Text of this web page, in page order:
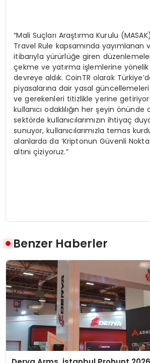
“Mali Suçları Araştırma Kurulu
Travel Rule kapsamında yayımlanan
itibarıyla yürürlüğe giren
çekme ve yatırma işlemlerine
devreye aldık. CoinTR olarak
piyasalarına dair yasal
ve gerekenleri titizlikle yerine
kullanıcı odaklılığın her şeyin
sektörde kullanıcılarımızın ihtiyaç
sunuyor, kullanıcılarımızla temas
alanlarda da ‘Kriptonun Güvenli
altını çiziyoruz.”
Benzer Haberler